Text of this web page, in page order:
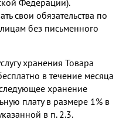
Федерации).
свои обязательства по
без письменного
хранения Товара
в течение месяца
хранение
плату в размере 1% в
в п. 2.3.